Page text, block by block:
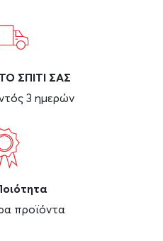
ΣΠΙΤΙ ΣΑΣ
3 ημερών
προϊόντα